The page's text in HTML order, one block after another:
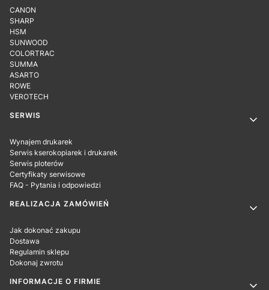
CANON
SHARP
HSM
SUNWOOD
COLORTRAC
SUMMA
ASARTO
ROWE
VEROTECH
SERWIS
Wynajem drukarek
Serwis kserokopiarek i drukarek
Serwis ploterów
Certyfikaty serwisowe
FAQ - Pytania i odpowiedzi
REALIZACJA ZAMÓWIEŃ
Jak dokonać zakupu
Dostawa
Regulamin sklepu
Dokonaj zwrotu
INFORMACJE O FIRMIE